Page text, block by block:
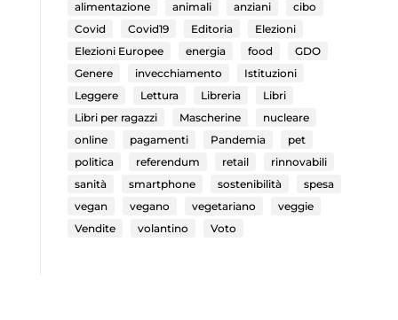
alimentazione animali anziani
cibo
Covid
Covid19 Editoria
Elezioni
Elezioni Europee
energia food
GDO
Genere
invecchiamento
Istituzioni
Leggere
Lettura Libreria
Libri
Libri per ragazzi
Mascherine
nucleare
online
pagamenti Pandemia
pet
politica
referendum retail
rinnovabili
sanità
smartphone sostenibilità
spesa
vegan
vegano vegetariano
veggie
Vendite
volantino Voto